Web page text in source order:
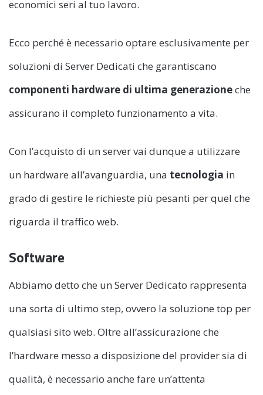
economici seri al tuo lavoro.
Ecco perché è necessario optare esclusivamente per
soluzioni di Server Dedicati che garantiscano
componenti hardware di ultima generazioneche
assicurano il completo funzionamento a vita.
Con l’acquisto di un server vai dunque a utilizzare
un hardware all’avanguardia, una tecnologia in
grado di gestire le richieste più pesanti per quel che
riguarda il traffico web.
Software
Abbiamo detto che un Server Dedicato rappresenta
una sorta di ultimo step, ovvero la soluzione top per
qualsiasi sito web. Oltre all’assicurazione che
l’hardware messo a disposizione del provider sia di
qualità, è necessario anche fare un’attenta